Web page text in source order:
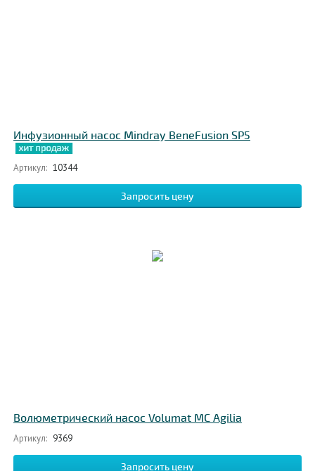
Инфузионный насос Mindray BeneFusion SP5
Артикул: 10344
Запросить цену
Волюметрический насос Volumat MC Agilia
Артикул: 9369
Запросить цену